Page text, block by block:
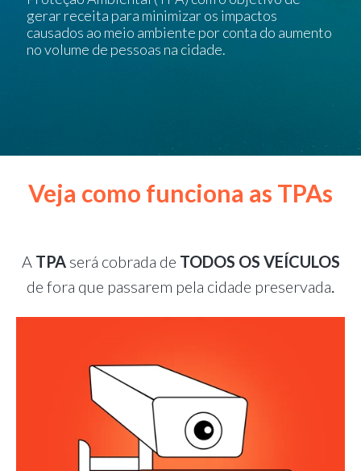
gerar receita para minimizar os impactos
causados ao meio ambiente por conta do aumento
no volume de pessoas na cidade.
Veja como funciona as TPAs
A TPAserá cobrada de TODOS OS VEÍCULOS
de fora que passarem pela cidade preservada.